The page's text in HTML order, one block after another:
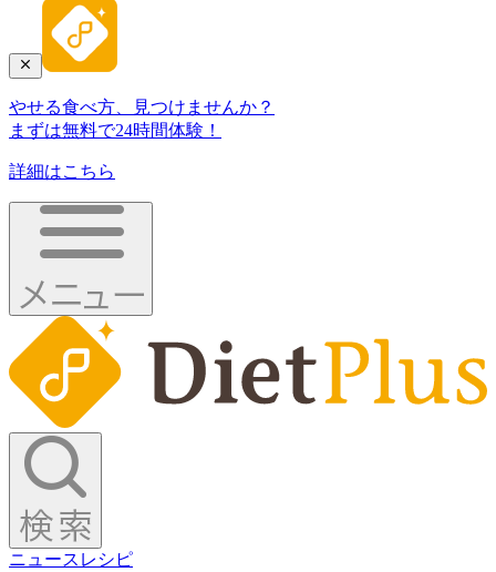
やせる食べ方、見つけませんか？
まずは無料で24時間体験！
詳細はこちら
ニュース レシピ